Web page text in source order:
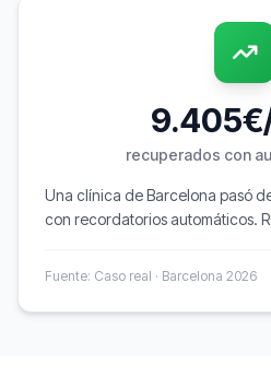
recuperados con
Una clínica de Barcelona pasó
con recordatorios automáticos.
Fuente: Caso real · Barcelona 2026